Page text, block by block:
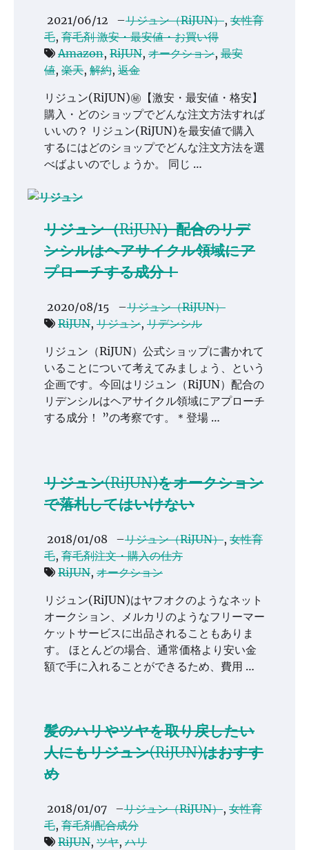
2021/06/12 –リジュン（RiJUN）, 女性育
毛, 育毛剤 激安・最安値・お買い得
Amazon, RiJUN, オークション, 最安
値, 楽天, 解約, 返金
リジュン(RiJUN)㊙【激安・最安値・格安】
購入・どのショップでどんな注文方法すれば
いいの？ リジュン(RiJUN)を最安値で購入
するにはどのショップでどんな注文方法を選
べばよいのでしょうか。 同じ …
リジュン（RiJUN）配合のリデ
ンシルはヘアサイクル領域にア
プローチする成分！
2020/08/15 –リジュン（RiJUN）
RiJUN, リジュン, リデンシル
リジュン（RiJUN）公式ショップに書かれて
いることについて考えてみましょう、という
企画です。今回はリジュン（RiJUN）配合の
リデンシルはヘアサイクル領域にアプローチ
する成分！ ”の考察です。＊登場 …
リジュン(RiJUN)をオークション
で落札してはいけない
2018/01/08 –リジュン（RiJUN）, 女性育
毛, 育毛剤注文・購入の仕方
RiJUN, オークション
リジュン(RiJUN)はヤフオクのようなネット
オークション、メルカリのようなフリーマー
ケットサービスに出品されることもありま
す。 ほとんどの場合、通常価格より安い金
額で手に入れることができるため、費用 …
髪のハリやツヤを取り戻したい
人にもリジュン(RiJUN)はおすす
め
2018/01/07 –リジュン（RiJUN）, 女性育
毛, 育毛剤配合成分
RiJUN, ツヤ, ハリ